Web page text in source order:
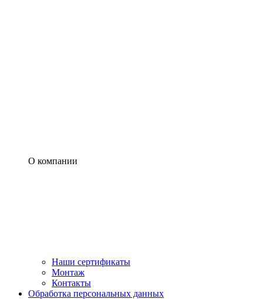
О компании
Наши сертификаты
Монтаж
Контакты
Обработка персональных данных